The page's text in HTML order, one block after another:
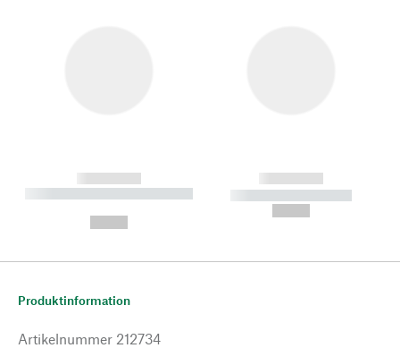
------------
----------- ----------- --------
------------
----------- -----------
Produktinformation
Artikelnummer 212734